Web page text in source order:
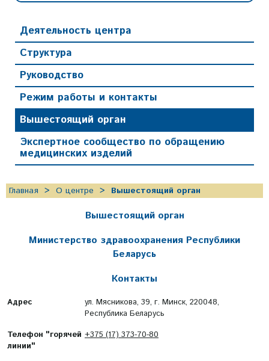
Деятельность центра
Структура
Руководство
Режим работы и контакты
Вышестоящий орган
Экспертное сообщество по обращению
медицинских изделий
Главная О центре Вышестоящий орган
Вышестоящий орган
Министерство здравоохранения Республики
Беларусь
Контакты
Адрес
ул. Мясникова, 39, г. Минск, 220048,
Республика Беларусь
Телефон "горячей
линии"
+375 (17) 373-70-80